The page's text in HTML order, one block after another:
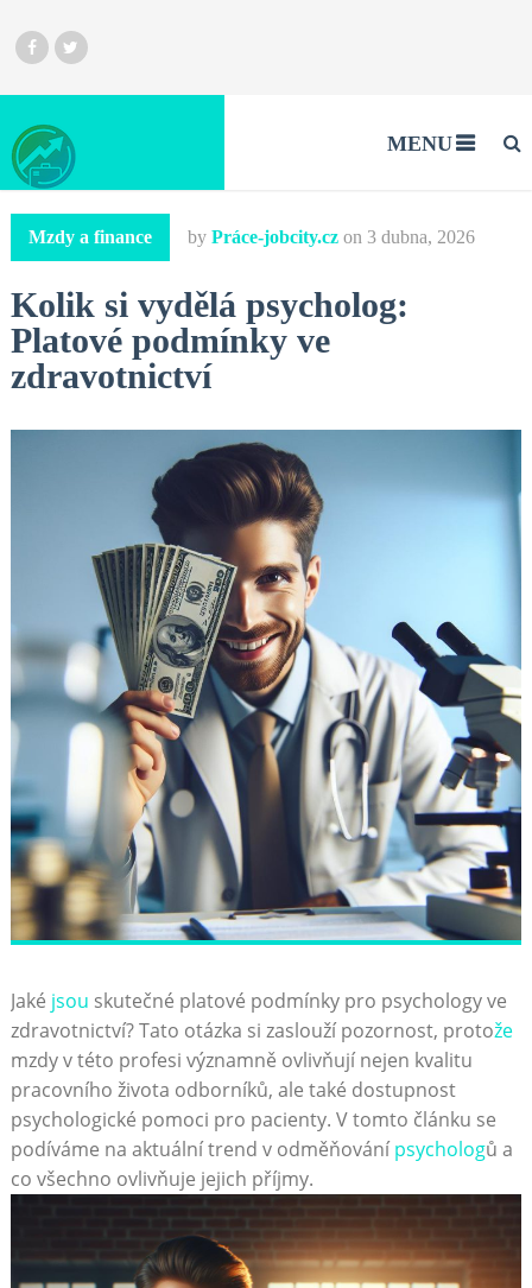
MENU
Mzdy a finance by Práce-jobcity.cz on 3 dubna, 2026
Kolik si vydělá psycholog:
Platové podmínky ve
zdravotnictví
Jaké jsou skutečné platové podmínky pro psychology ve
zdravotnictví? Tato otázka si zaslouží pozornost, protože
mzdy v této profesi významně ovlivňují nejen kvalitu
pracovního života odborníků, ale také dostupnost
psychologické pomoci pro pacienty. V tomto článku se
podíváme na aktuální trend v odměňovánípsychologů a
co všechno ovlivňuje jejich příjmy.